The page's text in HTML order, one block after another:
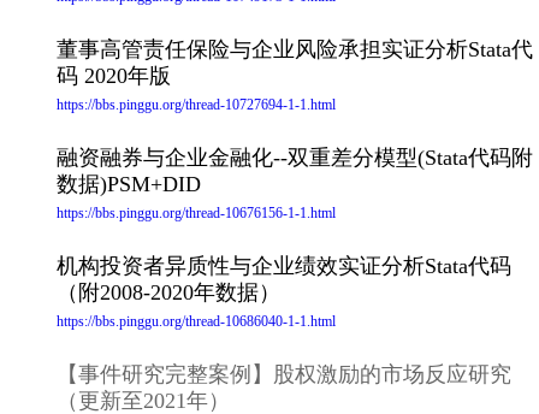
董事高管责任保险与企业风险承担实证分析Stata代
码 2020年版
https://bbs.pinggu.org/thread-10727694-1-1.html
融资融券与企业金融化--双重差分模型(Stata代码附
数据)PSM+DID
https://bbs.pinggu.org/thread-10676156-1-1.html
机构投资者异质性与企业绩效实证分析Stata代码
（附2008-2020年数据）
https://bbs.pinggu.org/thread-10686040-1-1.html
【事件研究完整案例】股权激励的市场反应研究
（更新至2021年）